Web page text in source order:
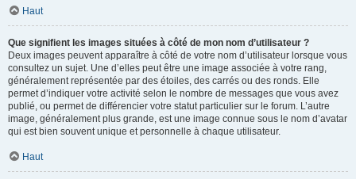
Haut
Que signifient les images situées à côté de mon nom d’utilisateur ?
Deux images peuvent apparaître à côté de votre nom d’utilisateur lorsque vous
consultez un sujet. Une d’elles peut être une image associée à votre rang,
généralement représentée par des étoiles, des carrés ou des ronds. Elle
permet d’indiquer votre activité selon le nombre de messages que vous avez
publié, ou permet de différencier votre statut particulier sur le forum. L’autre
image, généralement plus grande, est une image connue sous le nom d’avatar
qui est bien souvent unique et personnelle à chaque utilisateur.
Haut